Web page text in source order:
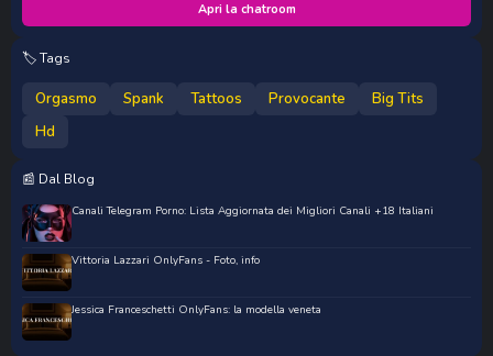
Apri la chatroom
🏷️ Tags
Orgasmo Spank Tattoos Provocante
Big Tits
Hd
📰 Dal Blog
Canali Telegram Porno: Lista Aggiornata dei Migliori Canali +18 Italiani
Vittoria Lazzari OnlyFans - Foto, info
Jessica Franceschetti OnlyFans: la modella veneta